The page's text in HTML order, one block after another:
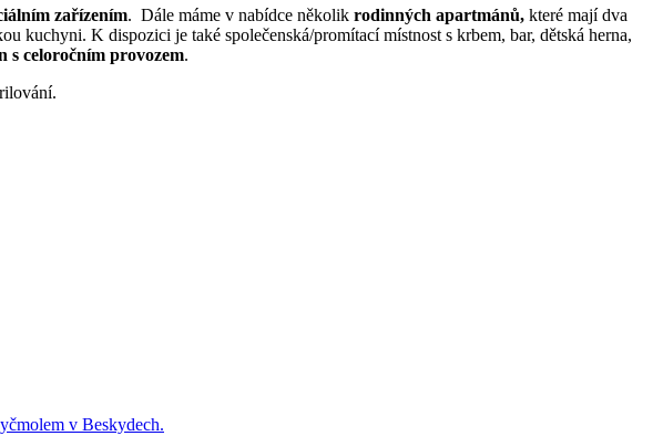
zařízením. Dále máme v nabídce několik rodinných apartmánů, které mají dva
kuchyni. K dispozici je také společenská/promítací místnost s krbem, bar, dětská herna,
s celoročním provozem.
v Beskydech.